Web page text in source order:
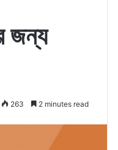
জন্য
263 2 minutes read